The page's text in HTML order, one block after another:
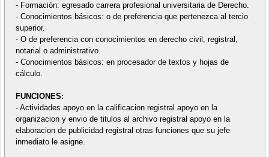
- Formación: egresado carrera profesional universitaria de Derecho.
- Conocimientos básicos: o de preferencia que pertenezca al tercio
superior.
- O de preferencia con conocimientos en derecho civil, registral,
notarial o administrativo.
- Conocimientos básicos: en procesador de textos y hojas de
cálculo.
FUNCIONES:
- Actividades apoyo en la calificacion registral apoyo en la
organizacion y envio de titulos al archivo registral apoyo en la
elaboracion de publicidad registral otras funciones que su jefe
inmediato le asigne.